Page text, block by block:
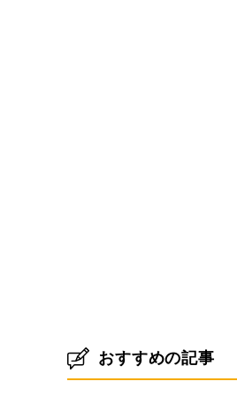
おすすめの記事